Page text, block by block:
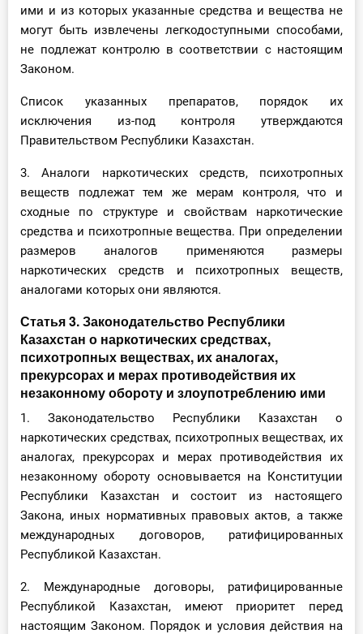
ими и из которых указанные средства и вещества не
могут быть извлечены легкодоступными способами,
не подлежат контролю в соответствии с настоящим
Законом.
Список указанных препаратов, порядок их
исключения из-под контроля утверждаются
Правительством Республики Казахстан.
3. Аналоги наркотических средств, психотропных
веществ подлежат тем же мерам контроля, что и
сходные по структуре и свойствам наркотические
средства и психотропные вещества. При определении
размеров аналогов применяются размеры
наркотических средств и психотропных веществ,
аналогами которых они являются.
Статья 3. Законодательство Республики
Казахстан о наркотических средствах,
психотропных веществах, их аналогах,
прекурсорах и мерах противодействия их
незаконному обороту и злоупотреблению ими
1. Законодательство Республики Казахстан о
наркотических средствах, психотропных веществах, их
аналогах, прекурсорах и мерах противодействия их
незаконному обороту основывается на Конституции
Республики Казахстан и состоит из настоящего
Закона, иных нормативных правовых актов, а также
международных договоров, ратифицированных
Республикой Казахстан.
2. Международные договоры, ратифицированные
Республикой Казахстан, имеют приоритет перед
настоящим Законом. Порядок и условия действия на